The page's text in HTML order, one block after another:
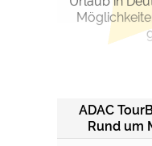
ADAC
Rund um